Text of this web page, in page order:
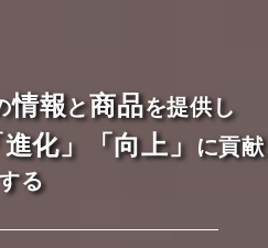
情報と商品を提供し
化」「向上」 に貢献
る